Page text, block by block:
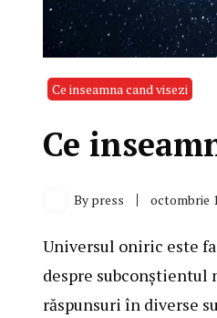
Ce inseamna cand visezi
Ce
By press octombrie
Universul oniric este
despre subconștientul
răspunsuri în diverse